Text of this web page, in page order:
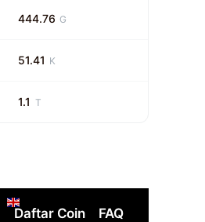
444.76 G
51.41 K
1.1 T
Daftar Coin FAQ